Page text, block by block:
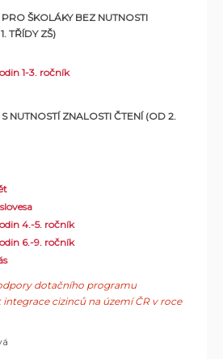
ŠKOLÁKY BEZ NUTNOSTI
TŘÍDY ZŠ)
1-3. ročník
NUTNOSTÍ ZNALOSTI ČTENÍ (OD 2.
4.-5. ročník
6.-9. ročník
dotačního programu
cizinců na území ČR v roce